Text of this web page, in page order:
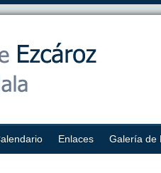
Enlaces Galería de